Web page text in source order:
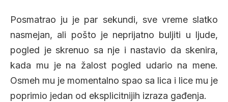
Posmatrao ju je par sekundi, sve vreme slatko
nasmejan, ali pošto je neprijatno buljiti u ljude,
pogled je skrenuo sa nje i nastavio da skenira,
kada mu je na žalost pogled udario na mene.
Osmeh mu je momentalno spao sa lica i lice mu je
poprimio jedan od eksplicitnijih izraza gađenja.